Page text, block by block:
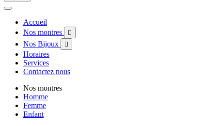
Accueil
Nos montres

Nos Bijoux 
Horaires
Services
Contactez nous
Nos montres
Homme
Femme
Enfant